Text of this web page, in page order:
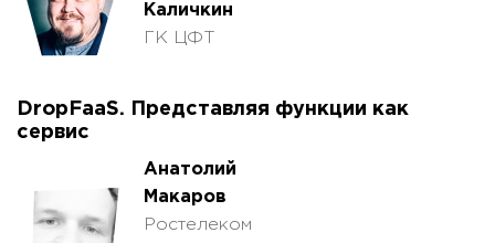
Каличкин
ГК ЦФТ
DropFaaS. Представляя функции как
сервис
Анатолий
Макаров
Ростелеком